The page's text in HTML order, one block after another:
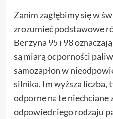
Zanim zagłębimy się w
zrozumieć podstawowe
Benzyna 95 i 98
są miarą odporności
samozapłon w
silnika. Im wyższa liczba,
odporne na te niechciane
odpowiedniego rodzaju